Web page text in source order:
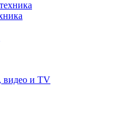
видео и TV